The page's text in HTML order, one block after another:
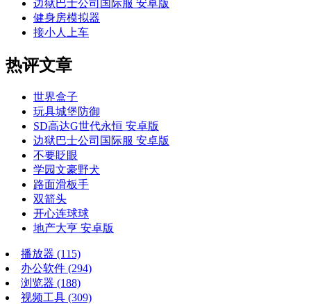
边狱巴士公司国际服 安卓版
健身房模拟器
接小人上车
热评文章
世界盒子
玩具城堡防御
SD高达G世代永恒 安卓版
边狱巴士公司国际服 安卓版
不要眨眼
学园文豪野犬
路面滑板手
双箭头
开心连球球
地产大亨 安卓版
播放器 (115)
办公软件 (294)
浏览器 (188)
视频工具 (309)